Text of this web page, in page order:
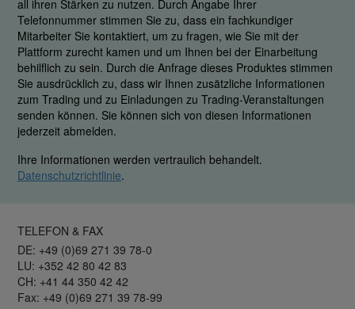
all ihren Stärken zu nutzen. Durch Angabe Ihrer
Telefonnummer stimmen Sie zu, dass ein fachkundiger
Mitarbeiter Sie kontaktiert, um zu fragen, wie Sie mit der
Plattform zurecht kamen und um Ihnen bei der Einarbeitung
behilflich zu sein. Durch die Anfrage dieses Produktes stimmen
Sie ausdrücklich zu, dass wir Ihnen zusätzliche Informationen
zum Trading und zu Einladungen zu Trading-Veranstaltungen
senden können. Sie können sich von diesen Informationen
jederzeit abmelden.
Ihre Informationen werden vertraulich behandelt.
Datenschutzrichtlinie.
TELEFON & FAX
DE: +49 (0)69 271 39 78-0
LU: +352 42 80 42 83
CH: +41 44 350 42 42
Fax: +49 (0)69 271 39 78-99